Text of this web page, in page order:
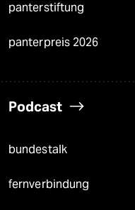
panterstiftung
panterpreis 2026
Podcast
bundestalk
fernverbindung